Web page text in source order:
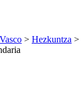
> Hezkuntza >